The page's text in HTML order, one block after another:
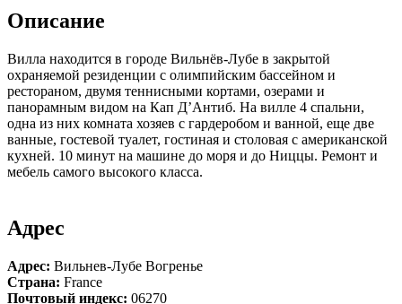
Описание
Вилла находится в городе Вильнёв-Лубе в закрытой
охраняемой резиденции с олимпийским бассейном и
рестораном, двумя теннисными кортами, озерами и
панорамным видом на Кап Д’Антиб. На вилле 4 спальни,
одна из них комната хозяев с гардеробом и ванной, еще две
ванные, гостевой туалет, гостиная и столовая с американской
кухней. 10 минут на машине до моря и до Ниццы. Ремонт и
мебель самого высокого класса.
Адрес
Адрес: Вильнев-Лубе Вогренье
Страна: France
Почтовый индекс: 06270